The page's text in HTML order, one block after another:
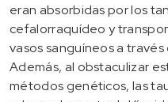
eran absorbidas por los
cefalorraquídeo y
vasos sanguíneos a
Además, al obstaculizar
métodos genéticos, las